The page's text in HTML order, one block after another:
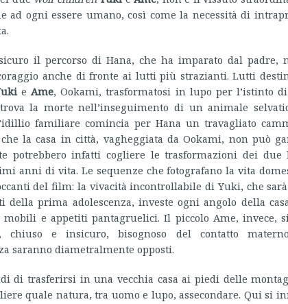
ad ogni essere umano, così come la necessità di
il percorso di Hana, che ha imparato dal padre,
anche di fronte ai lutti più strazianti. Lutti
eAme, Ookami, trasformatosi in lupo per l’istinto
la morte nell’inseguimento di un animale
familiare comincia per Hana un travagliato
la casa in città, vagheggiata da Ookami, non può
potrebbero infatti cogliere le trasformazioni dei
anni di vita. Le sequenze che fotografano la vita
del film: la vivacità incontrollabile di Yuki, che
della prima adolescenza, investe ogni angolo della
e appetiti pantagruelici. Il piccolo Ame, invece,
chiuso e insicuro, bisognoso del contatto
saranno diametralmente opposti.
di trasferirsi in una vecchia casa ai piedi delle
quale natura, tra uomo e lupo, assecondare. Qui si